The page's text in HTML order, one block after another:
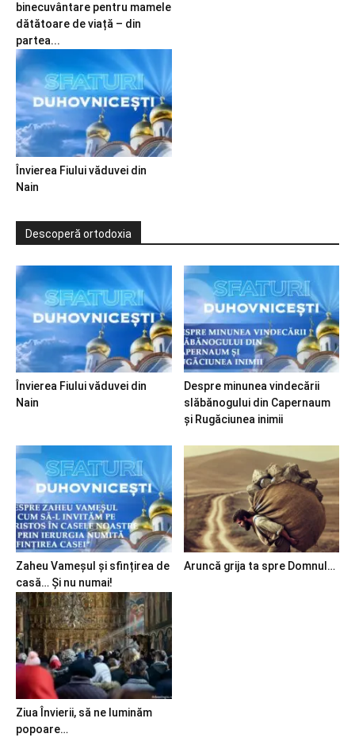
binecuvântare pentru mamele
dătătoare de viață – din
partea...
Învierea Fiului văduvei din
Nain
Descoperă ortodoxia
Învierea Fiului văduvei din
Nain
Despre minunea vindecării
slăbănogului din Capernaum
și Rugăciunea inimii
Zaheu Vameșul și sfințirea de
casă… Și nu numai!
Aruncă grija ta spre Domnul…
Ziua Învierii, să ne luminăm
popoare…